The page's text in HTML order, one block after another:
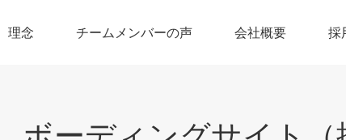
理念 チームメンバーの声 会社概要 採